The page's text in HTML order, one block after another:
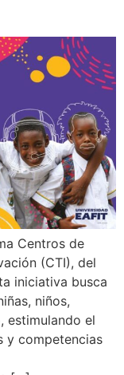
Centros de
(CTI), del
iniciativa busca
niños,
estimulando el
y competencias